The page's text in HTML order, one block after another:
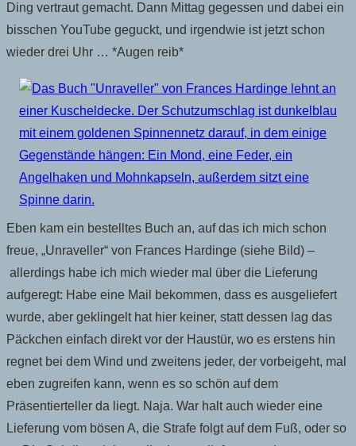
Ding vertraut gemacht. Dann Mittag gegessen und dabei ein
bisschen YouTube geguckt, und irgendwie ist jetzt schon
wieder drei Uhr … *Augen reib*
Eben kam ein bestelltes Buch an, auf das ich mich schon
freue, „Unraveller“ von Frances Hardinge (siehe Bild) –
allerdings habe ich mich wieder mal über die Lieferung
aufgeregt: Habe eine Mail bekommen, dass es ausgeliefert
wurde, aber geklingelt hat hier keiner, statt dessen lag das
Päckchen einfach direkt vor der Haustür, wo es erstens hin
regnet bei dem Wind und zweitens jeder, der vorbeigeht, mal
eben zugreifen kann, wenn es so schön auf dem
Präsentierteller da liegt. Naja. War halt auch wieder eine
Lieferung vom bösen A, die Strafe folgt auf dem Fuß, oder so